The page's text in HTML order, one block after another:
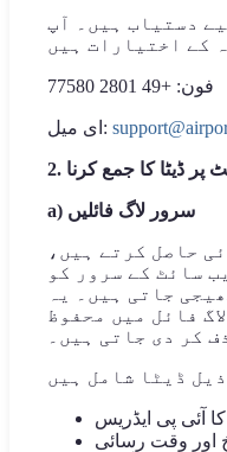
دستیاب ہیں۔ آپ
فون: +49 2801 77580
ای میل:
پر ڈیٹا کا جمع کرنا
a) سرور لاگ فائلیں
حاصل کرتے ہیں،
سائٹ کے سرور کو
جاتی ہیں۔ یہ
فائل میں محفوظ
کر دی جاتی ہیں۔